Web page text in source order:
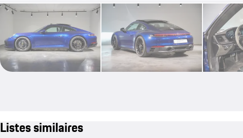
Listes similaires